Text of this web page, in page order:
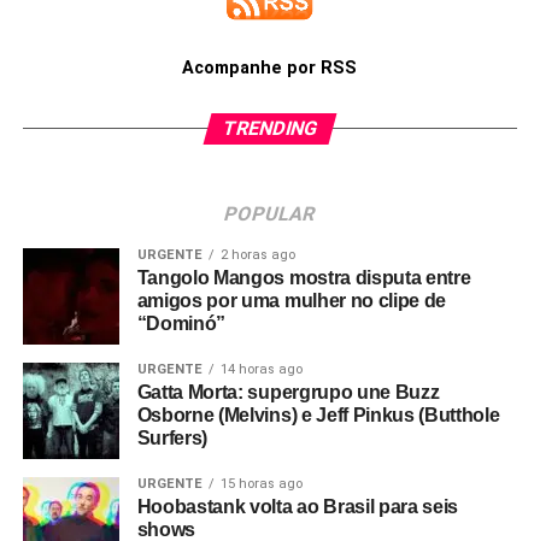
Acompanhe por RSS
TRENDING
POPULAR
URGENTE 2 horas ago
Tangolo Mangos mostra disputa entre
amigos por uma mulher no clipe de
“Dominó”
URGENTE 14 horas ago
Gatta Morta: supergrupo une Buzz
Osborne (Melvins) e Jeff Pinkus (Butthole
Surfers)
URGENTE 15 horas ago
Hoobastank volta ao Brasil para seis
shows